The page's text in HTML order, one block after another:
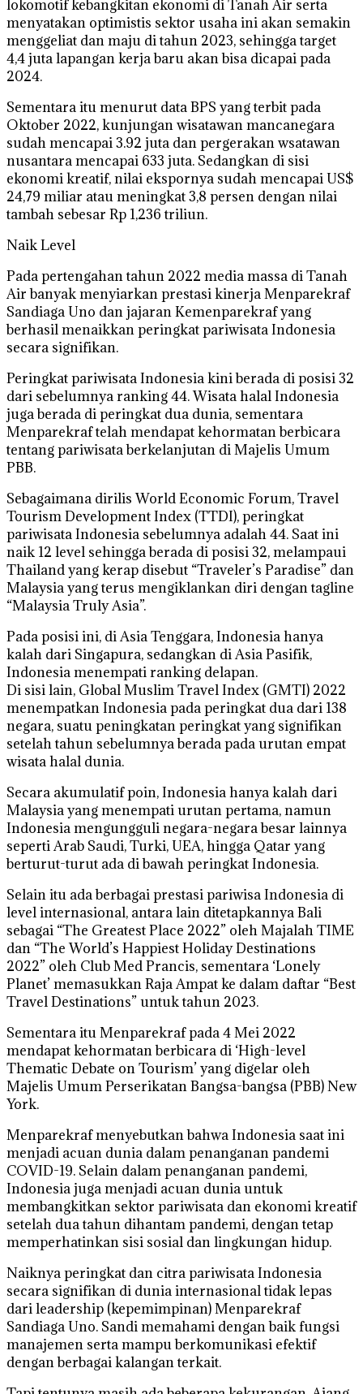
lokomotif kebangkitan ekonomi di Tanah Air serta
menyatakan optimistis sektor usaha ini akan semakin
menggeliat dan maju di tahun 2023, sehingga target
4,4 juta lapangan kerja baru akan bisa dicapai pada
2024.
Sementara itu menurut data BPS yang terbit pada
Oktober 2022, kunjungan wisatawan mancanegara
sudah mencapai 3.92 juta dan pergerakan wsatawan
nusantara mencapai 633 juta. Sedangkan di sisi
ekonomi kreatif, nilai ekspornya sudah mencapai US$
24,79 miliar atau meningkat 3,8 persen dengan nilai
tambah sebesar Rp 1,236 triliun.
Naik Level
Pada pertengahan tahun 2022 media massa di Tanah
Air banyak menyiarkan prestasi kinerja Menparekraf
Sandiaga Uno dan jajaran Kemenparekraf yang
berhasil menaikkan peringkat pariwisata Indonesia
secara signifikan.
Peringkat pariwisata Indonesia kini berada di posisi 32
dari sebelumnya ranking 44. Wisata halal Indonesia
juga berada di peringkat dua dunia, sementara
Menparekraf telah mendapat kehormatan berbicara
tentang pariwisata berkelanjutan di Majelis Umum
PBB.
Sebagaimana dirilis World Economic Forum, Travel
Tourism Development Index (TTDI), peringkat
pariwisata Indonesia sebelumnya adalah 44. Saat ini
naik 12 level sehingga berada di posisi 32, melampaui
Thailand yang kerap disebut “Traveler’s Paradise” dan
Malaysia yang terus mengiklankan diri dengan tagline
“Malaysia Truly Asia”.
Pada posisi ini, di Asia Tenggara, Indonesia hanya
kalah dari Singapura, sedangkan di Asia Pasifik,
Indonesia menempati ranking delapan.
Di sisi lain, Global Muslim Travel Index (GMTI) 2022
menempatkan Indonesia pada peringkat dua dari 138
negara, suatu peningkatan peringkat yang signifikan
setelah tahun sebelumnya berada pada urutan empat
wisata halal dunia.
Secara akumulatif poin, Indonesia hanya kalah dari
Malaysia yang menempati urutan pertama, namun
Indonesia mengungguli negara-negara besar lainnya
seperti Arab Saudi, Turki, UEA, hingga Qatar yang
berturut-turut ada di bawah peringkat Indonesia.
Selain itu ada berbagai prestasi pariwisa Indonesia di
level internasional, antara lain ditetapkannya Bali
sebagai “The Greatest Place 2022” oleh Majalah TIME
dan “The World’s Happiest Holiday Destinations
2022” oleh Club Med Prancis, sementara ‘Lonely
Planet’ memasukkan Raja Ampat ke dalam daftar “Best
Travel Destinations” untuk tahun 2023.
Sementara itu Menparekraf pada 4 Mei 2022
mendapat kehormatan berbicara di ‘High-level
Thematic Debate on Tourism’ yang digelar oleh
Majelis Umum Perserikatan Bangsa-bangsa (PBB) New
York.
Menparekraf menyebutkan bahwa Indonesia saat ini
menjadi acuan dunia dalam penanganan pandemi
COVID-19. Selain dalam penanganan pandemi,
Indonesia juga menjadi acuan dunia untuk
membangkitkan sektor pariwisata dan ekonomi kreatif
setelah dua tahun dihantam pandemi, dengan tetap
memperhatinkan sisi sosial dan lingkungan hidup.
Naiknya peringkat dan citra pariwisata Indonesia
secara signifikan di dunia internasional tidak lepas
dari leadership (kepemimpinan) Menparekraf
Sandiaga Uno. Sandi memahami dengan baik fungsi
manajemen serta mampu berkomunikasi efektif
dengan berbagai kalangan terkait.